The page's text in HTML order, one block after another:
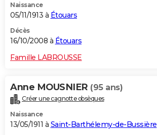
Naissance
05/11/1913 à Étouars
Décès
16/10/2008 à Étouars
Famille LABROUSSE
Anne MOUSNIER (95 ans)
Créer une cagnotte obsèques
Naissance
13/05/1911 à Saint-Barthélemy-de-Bussière